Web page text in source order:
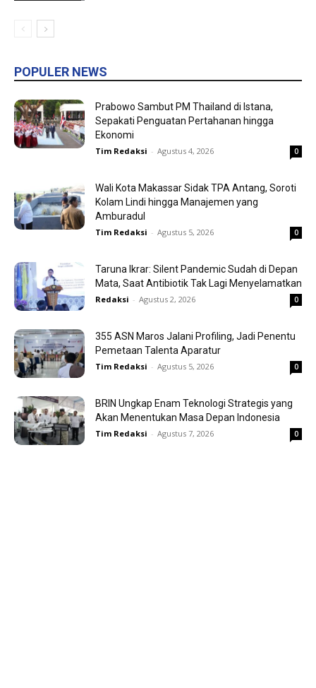
POPULER NEWS
Prabowo Sambut PM Thailand di Istana,
Sepakati Penguatan Pertahanan hingga
Ekonomi
Tim Redaksi - Agustus 4, 2026 0
Wali Kota Makassar Sidak TPA Antang, Soroti
Kolam Lindi hingga Manajemen yang
Amburadul
Tim Redaksi - Agustus 5, 2026 0
Taruna Ikrar: Silent Pandemic Sudah di Depan
Mata, Saat Antibiotik Tak Lagi Menyelamatkan
Redaksi - Agustus 2, 2026 0
355 ASN Maros Jalani Profiling, Jadi Penentu
Pemetaan Talenta Aparatur
Tim Redaksi - Agustus 5, 2026 0
BRIN Ungkap Enam Teknologi Strategis yang
Akan Menentukan Masa Depan Indonesia
Tim Redaksi - Agustus 7, 2026 0